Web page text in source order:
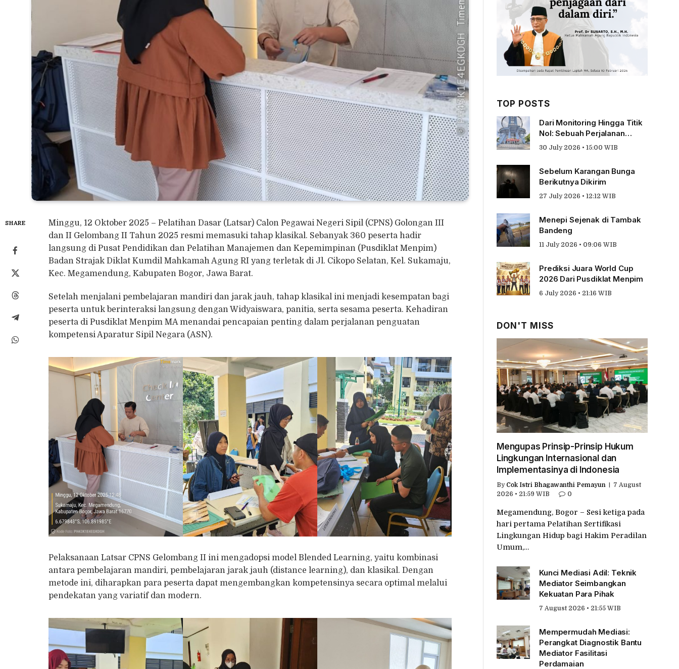
SHARE
Minggu, 12 Oktober 2025 – Pelatihan Dasar (Latsar) Calon Pegawai Negeri Sipil (CPNS) Golongan III
dan II Gelombang II Tahun 2025 resmi memasuki tahap klasikal. Sebanyak 360 peserta hadir
langsung di Pusat Pendidikan dan Pelatihan Manajemen dan Kepemimpinan (Pusdiklat Menpim)
Badan Strajak Diklat Kumdil Mahkamah Agung RI yang terletak di Jl. Cikopo Selatan, Kel. Sukamaju,
Kec. Megamendung, Kabupaten Bogor, Jawa Barat.
Setelah menjalani pembelajaran mandiri dan jarak jauh, tahap klasikal ini menjadi kesempatan bagi
peserta untuk berinteraksi langsung dengan Widyaiswara, panitia, serta sesama peserta. Kehadiran
peserta di Pusdiklat Menpim MA menandai pencapaian penting dalam perjalanan penguatan
kompetensi Aparatur Sipil Negara (ASN).
Pelaksanaan Latsar CPNS Gelombang II ini mengadopsi model Blended Learning, yaitu kombinasi
antara pembelajaran mandiri, pembelajaran jarak jauh (distance learning), dan klasikal. Dengan
metode ini, diharapkan para peserta dapat mengembangkan kompetensinya secara optimal melalui
pendekatan yang variatif dan modern.
TOP POSTS
Dari Monitoring Hingga Titik
Nol: Sebuah Perjalanan
Tentang Pengabdian
30 July 2026 • 15:00 WIB
Sebelum Karangan Bunga
Berikutnya Dikirim
27 July 2026 • 12:12 WIB
Menepi Sejenak di Tambak
Bandeng
11 July 2026 • 09:06 WIB
Prediksi Juara World Cup
2026 Dari Pusdiklat Menpim
6 July 2026 • 21:16 WIB
DON'T MISS
Mengupas Prinsip-Prinsip Hukum
Lingkungan Internasional dan
Implementasinya di Indonesia
By Cok Istri Bhagawanthi Pemayun
7 August
2026 • 21:59 WIB
0
Megamendung, Bogor – Sesi ketiga pada
hari pertama Pelatihan Sertifikasi
Lingkungan Hidup bagi Hakim Peradilan
Umum,…
Kunci Mediasi Adil: Teknik
Mediator Seimbangkan
Kekuatan Para Pihak
7 August 2026 • 21:55 WIB
Mempermudah Mediasi:
Perangkat Diagnostik Bantu
Mediator Fasilitasi
Perdamaian